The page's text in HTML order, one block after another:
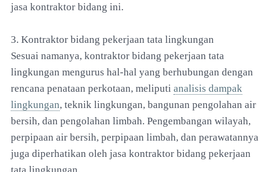
jasa kontraktor bidang ini.
3. Kontraktor bidang pekerjaan tata lingkungan
Sesuai namanya, kontraktor bidang pekerjaan tata
lingkungan mengurus hal-hal yang berhubungan dengan
rencana penataan perkotaan, meliputi analisis dampak
lingkungan, teknik lingkungan, bangunan pengolahan air
bersih, dan pengolahan limbah. Pengembangan wilayah,
perpipaan air bersih, perpipaan limbah, dan perawatannya
juga diperhatikan oleh jasa kontraktor bidang pekerjaan